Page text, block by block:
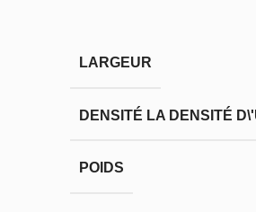
LARGEUR
DENSITÉ LA DENSITÉ
POIDS